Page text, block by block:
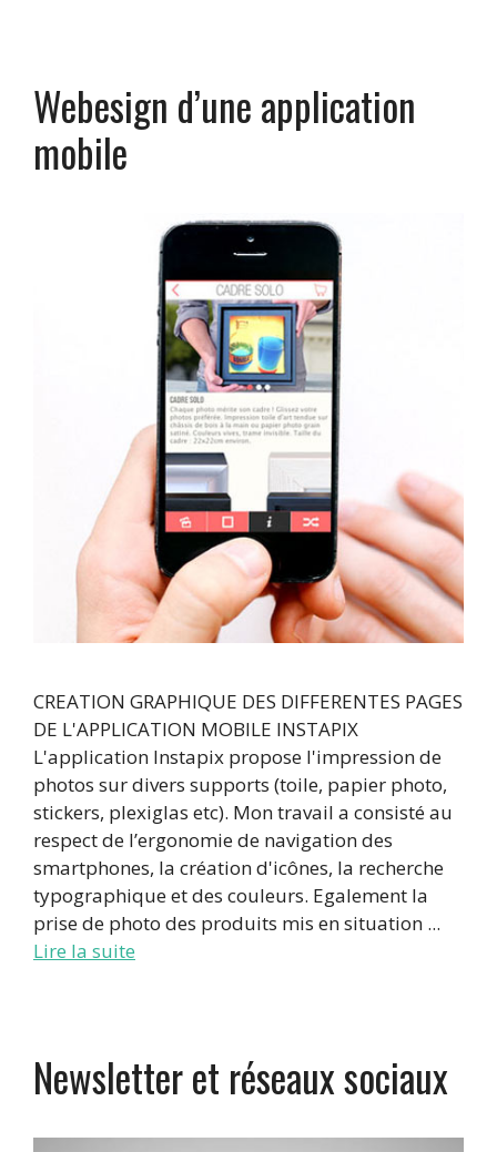
Webesign d’une application
mobile
CREATION GRAPHIQUE DES DIFFERENTES PAGES
DE L'APPLICATION MOBILE INSTAPIX
L'application Instapix propose l'impression de
photos sur divers supports (toile, papier photo,
stickers, plexiglas etc). Mon travail a consisté au
respect de l’ergonomie de navigation des
smartphones, la création d'icônes, la recherche
typographique et des couleurs. Egalement la
prise de photo des produits mis en situation ...
Lire la suite
Newsletter et réseaux sociaux